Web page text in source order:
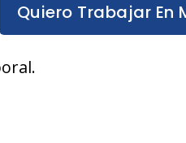
Quiero Trabajar En